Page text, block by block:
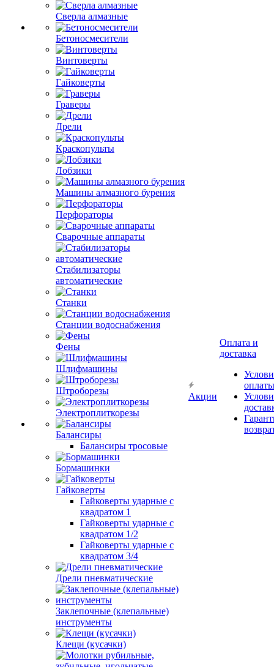
Сверла алмазные
Бетоносмесители
Винтоверты
Гайковерты
Граверы
Дрели
Краскопульты
Лобзики
Машины алмазного бурения
Перфораторы
Сварочные аппараты
Стабилизаторы
автоматические
Станки
Станции водоснабжения
Фены
Шлифмашины
Штроборезы
Электроплиткорезы
Балансиры
Балансиры тросовые
Бормашинки
Гайковерты
Гайковерты ударные с
квадратом 1
Гайковерты ударные с
квадратом 1/2
Гайковерты ударные с
квадратом 3/4
Дрели пневматические
Заклепочные (клепальные)
инструменты
Клещи (кусачки)
Акции
Оплата и
доставка
оплаты